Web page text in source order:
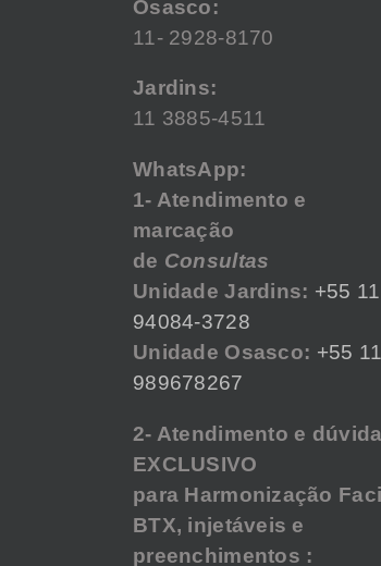
Osasco:
11- 2928-8170
Jardins:
11 3885-4511
WhatsApp:
1- Atendimento e
marcação
de Consultas
Unidade Jardins: +55 11
94084-3728
Unidade Osasco: +55 11
989678267
2- Atendimento e
EXCLUSIVO
para Harmonização
BTX, injetáveis e
preenchimentos :